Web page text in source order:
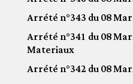
Arrété n°343 du 08
Arrété n°341 du 08
Materiaux
Arrété n°342 du 08